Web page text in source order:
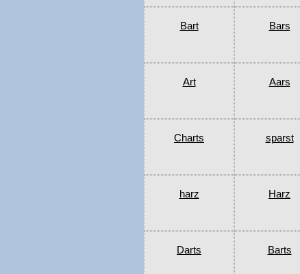
Bart Bars
Art Aars
Charts sparst
harz Harz
Darts Barts